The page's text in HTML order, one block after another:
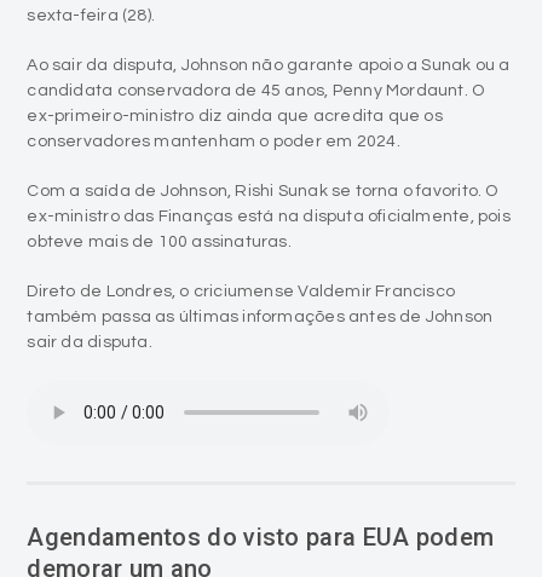
sexta-feira (28).
Ao sair da disputa, Johnson não garante apoio a Sunak ou a
candidata conservadora de 45 anos, Penny Mordaunt. O
ex-primeiro-ministro diz ainda que acredita que os
conservadores mantenham o poder em 2024.
Com a saída de Johnson, Rishi Sunak se torna o favorito. O
ex-ministro das Finanças está na disputa oficialmente, pois
obteve mais de 100 assinaturas.
Direto de Londres, o criciumense Valdemir Francisco
também passa as últimas informações antes de Johnson
sair da disputa.
Agendamentos do visto para EUA podem
demorar um ano